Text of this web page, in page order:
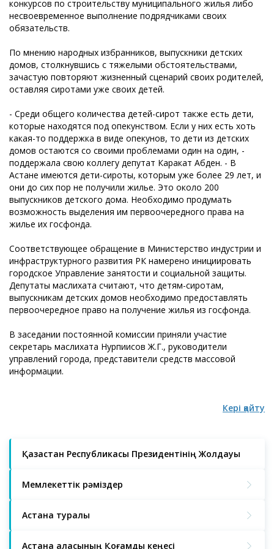
Қазақстан Республикасы Президентінің Жолдауы
Мемлекеттік рәміздер
Астана туралы
Астана қаласының Қоғамдық кеңесі
конкурсов по строительству муниципального жилья либо
несвоевременное выполнение подрядчиками своих
обязательств.
По мнению народных избранников, выпускники детских
домов, столкнувшись с тяжелыми обстоятельствами,
зачастую повторяют жизненный сценарий своих родителей,
оставляя сиротами уже своих детей.
- Среди общего количества детей-сирот также есть дети,
которые находятся под опекунством. Если у них есть хоть
какая-то поддержка в виде опекунов, то дети из детских
домов остаются со своими проблемами один на один, -
поддержала свою коллегу депутат Каракат Абден. - В
Астане имеются дети-сироты, которым уже более 29 лет, и
они до сих пор не получили жилье. Это около 200
выпускников детского дома. Необходимо продумать
возможность выделения им первоочередного права на
жилье их госфонда.
Соответствующее обращение в Министерство индустрии и
инфраструктурного развития РК намерено инициировать
городское Управление занятости и социальной защиты.
Депутаты маслихата считают, что детям-сиротам,
выпускникам детских домов необходимо предоставлять
первоочередное право на получение жилья из госфонда.
В заседании постоянной комиссии приняли участие
секретарь маслихата Нурпиисов Ж.Г., руководители
управлений города, представители средств массовой
информации.
Кері қайту